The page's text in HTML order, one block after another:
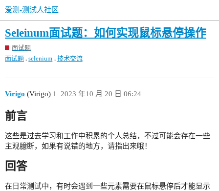
爱测-测试人社区
Seleinum面试题：如何实现鼠标悬停操作
面试题
面试题 ,selenium 技术交流
Virigo (Virigo) 2023 年10 月 20 日 06:24
1
前言
这些是过去学习和工作中积累的个人总结，不过可能会存在一些
主观臆断，如果有说错的地方，请指出来哦！
回答
在日常测试中，有时会遇到一些元素需要在鼠标悬停后才能显示